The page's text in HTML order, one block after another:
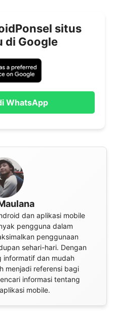
situs
di Google
WhatsApp
dan aplikasi mobile
pengguna dalam
penggunaan
sehari-hari. Dengan
informatif dan mudah
menjadi referensi bagi
informasi tentang
mobile.